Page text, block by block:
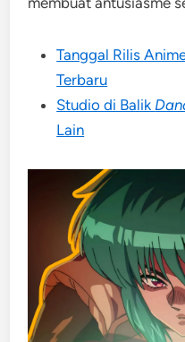
Tanggal Rilis
Terbaru
Studio di Balik
Lain